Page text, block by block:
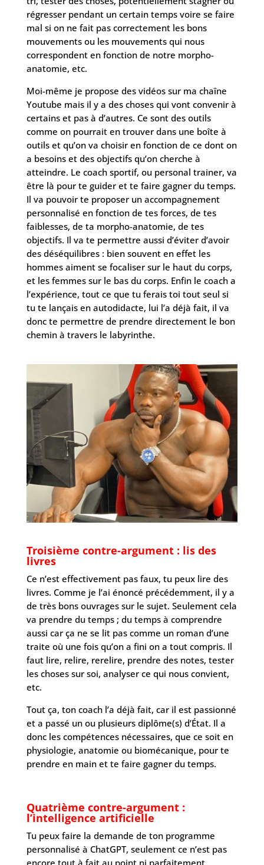
régresser pendant un certain temps voire se faire
mal si on ne fait pas correctement les bons
mouvements ou les mouvements qui nous
correspondent en fonction de notre morpho-
anatomie, etc.
Moi-même je propose des vidéos sur ma chaîne
Youtube mais il y a des choses qui vont convenir à
certains et pas à d’autres. Ce sont des outils
comme on pourrait en trouver dans une boîte à
outils et qu’on va choisir en fonction de ce dont on
a besoins et des objectifs qu’on cherche à
atteindre. Le coach sportif, ou personal trainer, va
être là pour te guider et te faire gagner du temps.
Il va pouvoir te proposer un accompagnement
personnalisé en fonction de tes forces, de tes
faiblesses, de ta morpho-anatomie, de tes
objectifs. Il va te permettre aussi d’éviter d’avoir
des déséquilibres : bien souvent en effet les
hommes aiment se focaliser sur le haut du corps,
et les femmes sur le bas du corps. Enfin le coach a
l’expérience, tout ce que tu ferais toi tout seul si
tu te lançais en autodidacte, lui l’a déjà fait, il va
donc te permettre de prendre directement le bon
chemin à travers le labyrinthe.
Troisième contre-argument : lis des
livres
Ce n’est effectivement pas faux, tu peux lire des
livres. Comme je l’ai énoncé précédemment, il y a
de très bons ouvrages sur le sujet. Seulement cela
va prendre du temps ; du temps à comprendre
aussi car ça ne se lit pas comme un roman d’une
traite où une fois qu’on a fini on a tout compris. Il
faut lire, relire, rerelire, prendre des notes, tester
les choses sur soi, analyser ce qui nous convient,
etc.
Tout ça, ton coach l’a déjà fait, car il est passionné
et a passé un ou plusieurs diplôme(s) d’État. Il a
donc les compétences nécessaires, que ce soit en
physiologie, anatomie ou biomécanique, pour te
prendre en main et te faire gagner du temps.
Quatrième contre-argument :
l’intelligence artificielle
Tu peux faire la demande de ton programme
personnalisé à ChatGPT, seulement ce n’est pas